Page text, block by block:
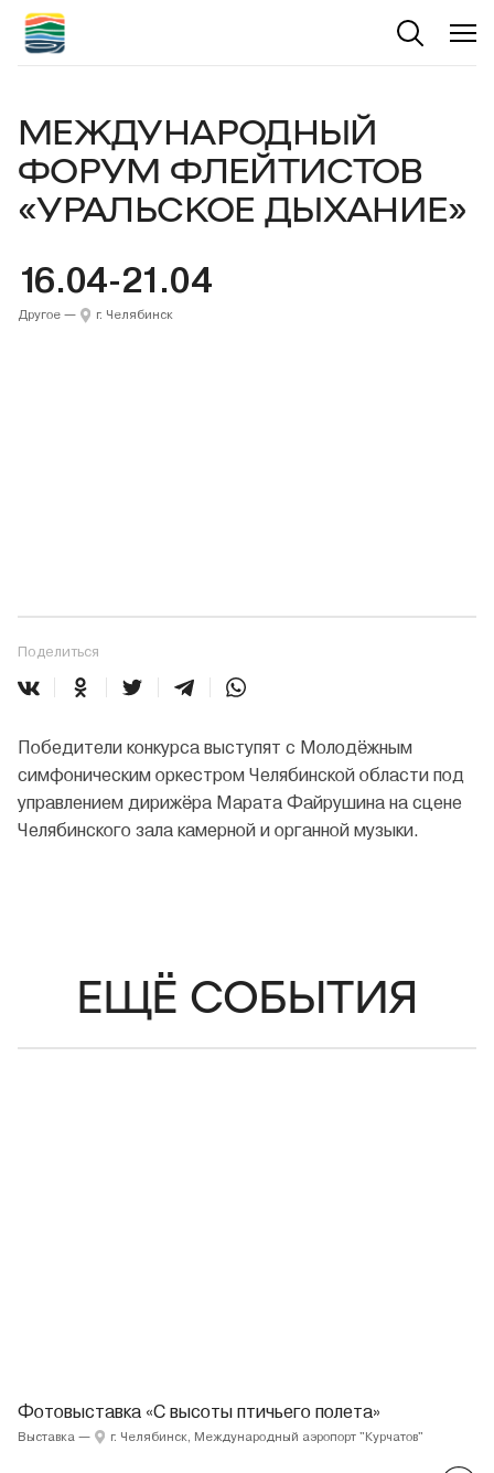
МЕЖДУНАРОДНЫЙ
ФОРУМ ФЛЕЙТИСТОВ
«УРАЛЬСКОЕ ДЫХАНИЕ»
16.04-21.04
Другое — г. Челябинск
Поделиться
Победители конкурса выступят с Молодёжным
симфоническим оркестром Челябинской области под
управлением дирижёра Марата Файрушина на сцене
Челябинского зала камерной и органной музыки.
ЕЩЁ СОБЫТИЯ
Фотовыставка «С высоты птичьего полета»
Выставка — г. Челябинск, Международный аэропорт "Курчатов"